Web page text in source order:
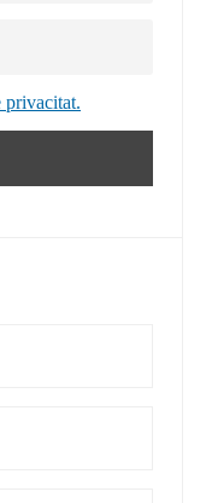
privacitat.